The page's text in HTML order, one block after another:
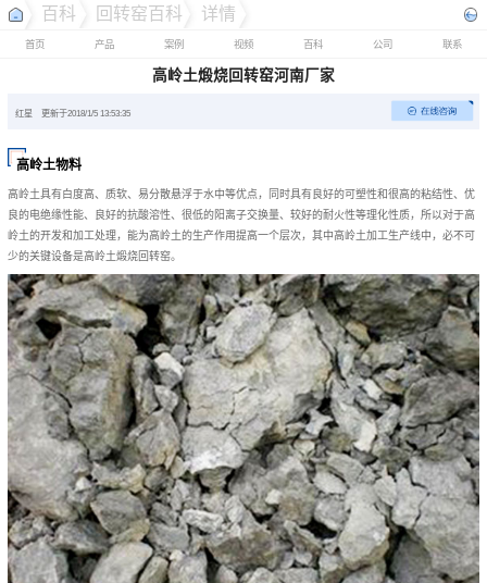
百科 回转窑百科 详情
首页 产品 案例 视频 百科 公司 联系
高岭土煅烧回转窑河南厂家
红星 更新于2018/1/5 13:53:35
高岭土物料
高岭土具有白度高、质软、易分散悬浮于水中等优点，同时具有良好的可塑性和很高的粘结性、优
良的电绝缘性能、良好的抗酸溶性、很低的阳离子交换量、较好的耐火性等理化性质，所以对于高
岭土的开发和加工处理，能为高岭土的生产作用提高一个层次，其中高岭土加工生产线中，必不可
少的关键设备是高岭土煅烧回转窑。